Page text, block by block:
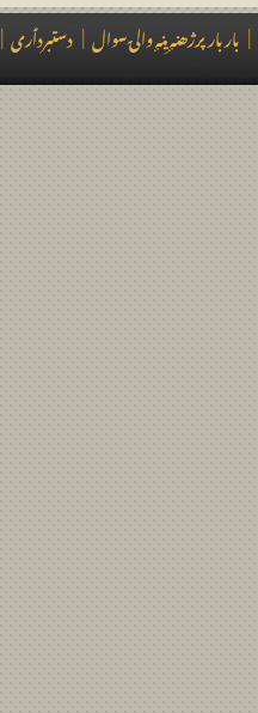
|دستبردٲری |بار بار پرژھنہٕ یِنہٕ والۍ سوال |